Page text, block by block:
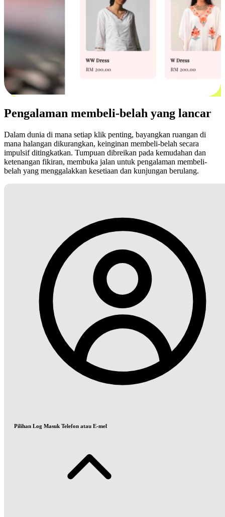
Pengalaman membeli-belah yang lancar
Dalam dunia di mana setiap klik penting, bayangkan ruangan di
mana halangan dikurangkan, keinginan membeli-belah secara
impulsif ditingkatkan. Tumpuan dibreikan pada kemudahan dan
ketenangan fikiran, membuka jalan untuk pengalaman membeli-
belah yang menggalakkan kesetiaan dan kunjungan berulang.
Pilihan Log Masuk Telefon atau E-mel